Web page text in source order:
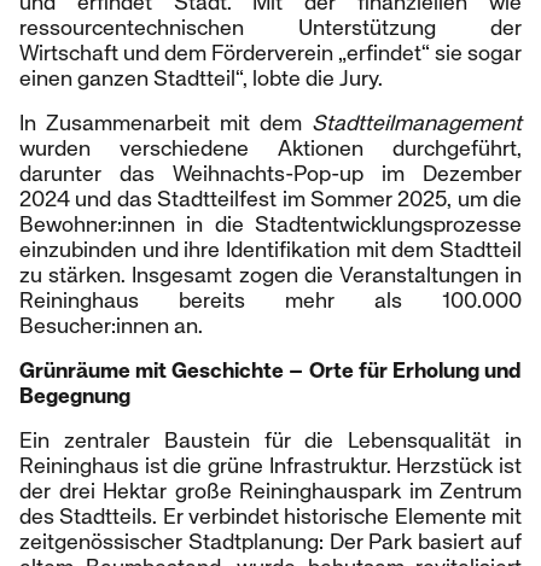
ressourcentechnischen Unterstützung der
Wirtschaft und dem Förderverein „erfindet“ sie sogar
einen ganzen Stadtteil“, lobte die Jury.
In Zusammenarbeit mit dem Stadtteilmanagement
wurden verschiedene Aktionen durchgeführt,
darunter das Weihnachts-Pop-up im Dezember
2024 und das Stadtteilfest im Sommer 2025, um die
Bewohner:innen in die Stadtentwicklungsprozesse
einzubinden und ihre Identifikation mit dem Stadtteil
zu stärken. Insgesamt zogen die Veranstaltungen in
Reininghaus bereits mehr als 100.000
Besucher:innen an.
Grünräume mit Geschichte – Orte für Erholung und
Begegnung
Ein zentraler Baustein für die Lebensqualität in
Reininghaus ist die grüne Infrastruktur. Herzstück ist
der drei Hektar große Reininghauspark im Zentrum
des Stadtteils. Er verbindet historische Elemente mit
zeitgenössischer Stadtplanung: Der Park basiert auf